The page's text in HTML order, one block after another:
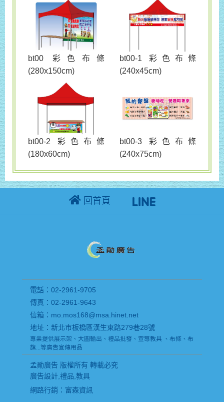
bt00 彩色布條
(280x150cm)
bt00-1 彩色布條
(240x45cm)
bt00-2 彩色布條
(180x60cm)
bt00-3 彩色布條
(240x75cm)
回首頁
電話：02-2961-9705
傳真：02-2961-9643
信箱：mo.mos168@msa.hinet.net
地址：新北市板橋區漢生東路279巷28號
專業提供展示架、大圖輸出、禮品批發、宣導教具 、布條、布
旗...等廣告宣傳用品
孟勛廣告 版權所有 轉載必究
廣告設計,禮品,教具
網路行銷 ：富森資訊